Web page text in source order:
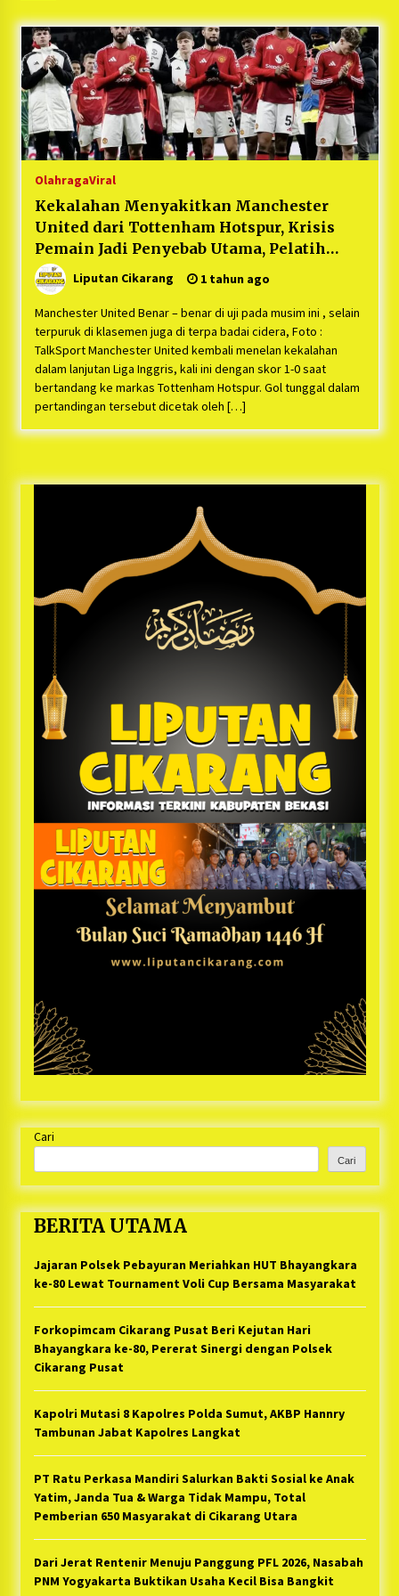
5 bulan ago
PNM Hadir dalam Setiap Langkah Dikha, Penari
Aura Farming yang Viral Ternyata Anak
Nasabah PNM Mekaar
1 tahun ago
Duh Kacau Banget, Karena Kecewa Tak Dapat
Fasilitas yang Sesuai, Para Peserta Retret
Kartini Penggerak Lingkungan dari Sampah
1 tahun ago
PNM Berangkatkan Ratusan Peserta : Mudik
Aman Sampai Tujuan BUMN 2025
1 tahun ago
Ketua Umum Jurpala KOSMI Indonesia Gilang
Bayu Nugraha, S.H, Ucapkan Terimakasih Atas
Support Camat Kedungwaringin Memberikan
Logistik Ke Posko Jurpala Kosmi
1 tahun ago
Indonesia dan KOSMI Indonesia Atas Respon
Timur yang Tangkap Oknum Ormas Terkait
Pengusiran Pendirian Posko
1 tahun ago
Kodim 0509 Kabupaten Bekasi Terima 20
Perahu Bantuan Dari Panglima TNI
Jelang Ramadhan, Kecamatan Cikarang Pusat
Gelar STQ ke-VII
OlahragaViral
Kekalahan Menyakitkan Manchester
United dari Tottenham Hotspur, Krisis
Pemain Jadi Penyebab Utama, Pelatih
Terancam Dipecat
Liputan Cikarang 1 tahun ago
Manchester United Benar – benar di uji pada musim ini , selain
terpuruk di klasemen juga di terpa badai cidera, Foto :
TalkSport Manchester United kembali menelan kekalahan
dalam lanjutan Liga Inggris, kali ini dengan skor 1-0 saat
bertandang ke markas Tottenham Hotspur. Gol tunggal dalam
pertandingan tersebut dicetak oleh […]
Cari
Cari
BERITA UTAMA
Jajaran Polsek Pebayuran Meriahkan HUT Bhayangkara
ke-80 Lewat Tournament Voli Cup Bersama Masyarakat
Forkopimcam Cikarang Pusat Beri Kejutan Hari
Bhayangkara ke-80, Pererat Sinergi dengan Polsek
Cikarang Pusat
Kapolri Mutasi 8 Kapolres Polda Sumut, AKBP Hannry
Tambunan Jabat Kapolres Langkat
PT Ratu Perkasa Mandiri Salurkan Bakti Sosial ke Anak
Yatim, Janda Tua & Warga Tidak Mampu, Total
Pemberian 650 Masyarakat di Cikarang Utara
Dari Jerat Rentenir Menuju Panggung PFL 2026, Nasabah
PNM Yogyakarta Buktikan Usaha Kecil Bisa Bangkit